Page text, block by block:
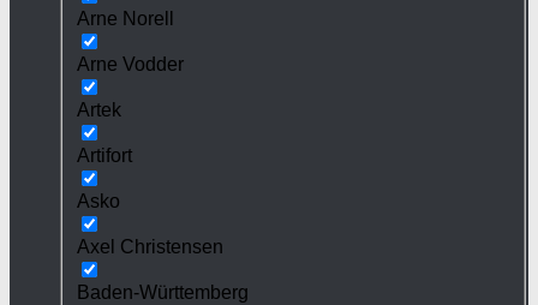
Arne Norell
Arne Vodder
Artek
Artifort
Asko
Axel Christensen
Baden-Württemberg